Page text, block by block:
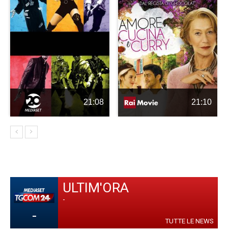
21:08 21:10
-
ULTIM'ORA
-
TUTTE LE NEWS